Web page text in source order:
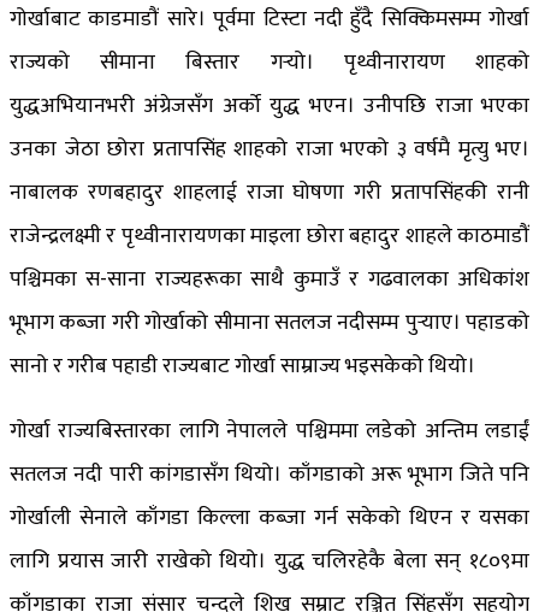
गोर्खाबाट काडमाडौं सारे। पूर्वमा टिस्टा नदी हुँदै सिक्किमसम्म गोर्खा
राज्यको सीमाना बिस्तार गर्‍यो। पृथ्वीनारायण शाहको
युद्धअभियानभरी अंग्रेजसँग अर्को युद्ध भएन। उनीपछि राजा भएका
उनका जेठा छोरा प्रतापसिंह शाहको राजा भएको ३ वर्षमै मृत्यु भए।
नाबालक रणबहादुर शाहलाई राजा घोषणा गरी प्रतापसिंहकी रानी
राजेन्द्रलक्ष्मी र पृथ्वीनारायणका माइला छोरा बहादुर शाहले काठमाडौं
पश्चिमका स-साना राज्यहरूका साथै कुमाउँ र गढवालका अधिकांश
भूभाग कब्जा गरी गोर्खाको सीमाना सतलज नदीसम्म पुर्‍याए। पहाडको
सानो र गरीब पहाडी राज्यबाट गोर्खा साम्राज्य भइसकेको थियो।
गोर्खा राज्यबिस्तारका लागि नेपालले पश्चिममा लडेको अन्तिम लडाईं
सतलज नदी पारी कांगडासँग थियो। काँगडाको अरू भूभाग जिते पनि
गोर्खाली सेनाले काँगडा किल्ला कब्जा गर्न सकेको थिएन र यसका
लागि प्रयास जारी राखेको थियो। युद्ध चलिरहेकै बेला सन् १८०९मा